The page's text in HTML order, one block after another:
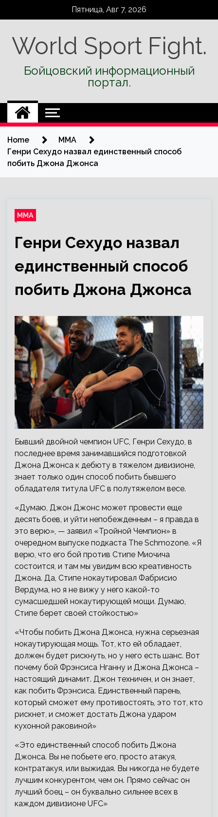
Пятница, Авг 7, 2026
World Sport Fight.
Бойцовский информационный
портал.
Home
ММА
Генри Сехудо назвал единственный способ
побить Джона Джонса
ММА
Генри Сехудо назвал
единственный способ
побить Джона Джонса
Бывший двойной чемпион UFC, Генри Сехудо, в
последнее время занимавшийся подготовкой
Джона Джонса к дебюту в тяжелом дивизионе,
знает только один способ побить бывшего
обладателя титула UFC в полутяжелом весе.
«Думаю, Джон Джонс может провести еще
десять боев, и уйти непобежденным – я правда в
это верю», — заявил «Тройной Чемпион» в
очередном выпуске подкаста The Schmozone. «Я
верю, что его бой против Стипе Миочича
состоится, и там мы увидим всю креативность
Джона. Да, Стипе нокаутировал Фабрисио
Вердума, но я не вижу у него какой-то
сумасшедшей нокаутирующей мощи. Думаю,
Стипе берет своей стойкостью»
«Чтобы побить Джона Джонса, нужна серьезная
нокаутирующая мощь. Тот, кто ей обладает,
должен будет рискнуть, но у него есть шанс. Вот
почему бой Фрэнсиса Нганну и Джона Джонса –
настоящий динамит. Джон техничен, и он знает,
как побить Фрэнсиса. Единственный парень,
который сможет ему противостоять, это тот, кто
рискнет, и сможет достать Джона ударом
кухонной раковиной»
«Это единственный способ побить Джона
Джонса. Вы не побьете его, просто атакуя,
контратакуя, или выжидая. Вы никогда не будете
лучшим конкурентом, чем он. Прямо сейчас он
лучший боец – он буквально сильнее всех в
каждом дивизионе UFC»